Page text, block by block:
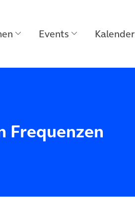
Events Kalender
Frequenzen